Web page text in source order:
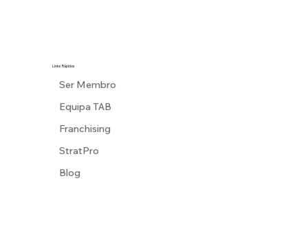
Links Rápidos
Ser Membro
Equipa TAB
Franchising
StratPro
Blog